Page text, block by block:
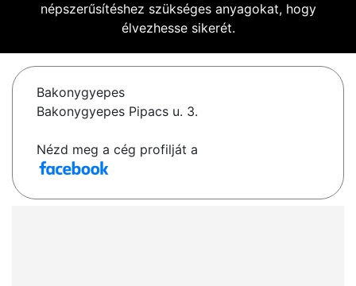
népszerűsítéshez szükséges anyagokat, hogy
élvezhesse sikerét.
Bakonygyepes
Bakonygyepes Pipacs u. 3.
Nézd meg a cég profilját a